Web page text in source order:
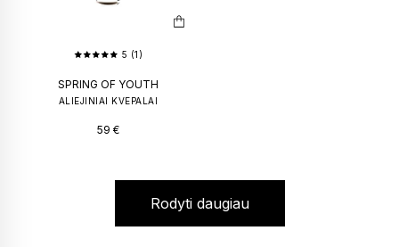
5 (1)
SPRING OF YOUTH
ALIEJINIAI KVEPALAI
59 €
Rodyti daugiau